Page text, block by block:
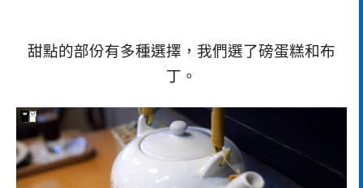
甜點的部份有多種選擇，我們選了磅蛋糕和布
丁。